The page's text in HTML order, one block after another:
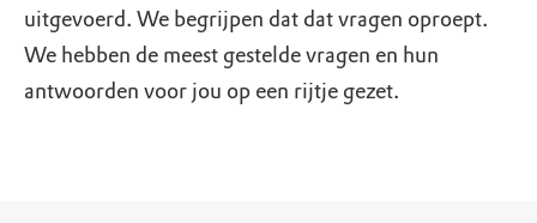
uitgevoerd. We begrijpen dat dat vragen oproept.
We hebben de meest gestelde vragen en hun
antwoorden voor jou op een rijtje gezet.